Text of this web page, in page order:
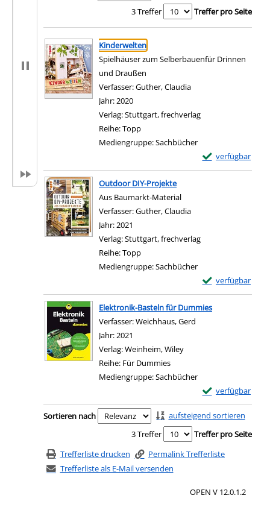
3 Treffer
Treffer pro Seite
Suchergebnis
Zu den Suchfiltern springen
Kinderwelten
Spielhäuser zum Selberbauenfür Drinnen
und Draußen
Verfasser:Guther, Claudia
Jahr:2020
Verlag:Stuttgart, frechverlag
Reihe:Topp
Mediengruppe:Sachbücher
verfügbar
Exemplar-
Zum Download
Outdoor DIY-Projekte
Aus Baumarkt-Material
Verfasser:Guther, Claudia
Jahr:2021
Verlag:Stuttgart, frechverlag
Reihe:Topp
Mediengruppe:Sachbücher
verfügbar
Exemplar-
Zum Download
Elektronik-Basteln für Dummies
Verfasser:Weichhaus, Gerd
Jahr:2021
Verlag:Weinheim, Wiley
Reihe: Für Dummies
Mediengruppe:Sachbücher
verfügbar
Exemplar-
Zum Download
Zu den Suchfiltern springen
Sortieren nach
aufsteigend sortieren
3 Treffer
Treffer pro Seite
Trefferliste drucken
Permalink Trefferliste
Trefferliste als E-Mail versenden
OPEN V 12.0.1.2